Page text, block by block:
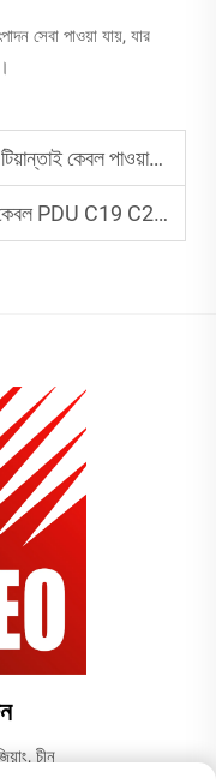
সেবা পাওয়া যায়, যার
পাওয়ার কেবল বেছে নেবেন?
C20 কেবলগুলি পছন্দ করেন?
চীন